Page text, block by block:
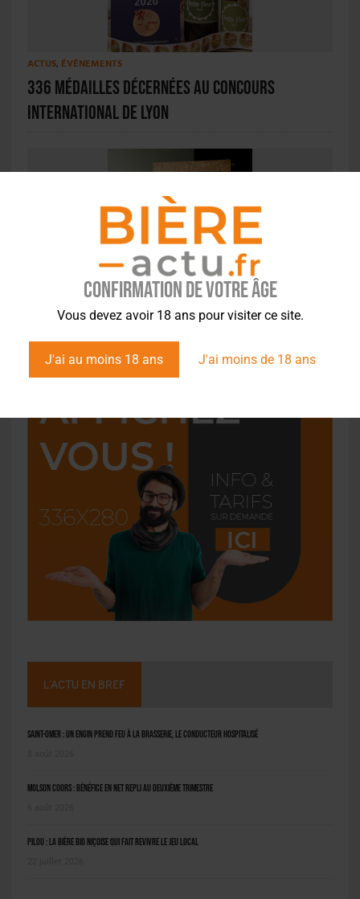
Confirmation de votre âge
Vous devez avoir 18 ans pour visiter ce site.
J'ai au moins 18 ans J'ai moins de 18 ans
ACTUS, ÉVÉNEMENTS
336 médailles décernées au Concours
international de Lyon
CONCOURS,STYLES
Caulier : une maîtrise du style Triple Belge
saluée à l’international
L'ACTU EN BREF
Saint-Omer : un engin prend feu à la brasserie, le conducteur hospitalisé
Molson Coors : bénéfice en net repli au deuxième trimestre
Pilou : la bière bio niçoise qui fait revivre le jeu local